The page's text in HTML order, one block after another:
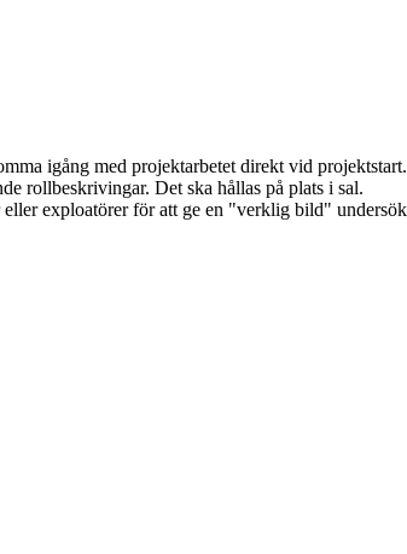
igång med projektarbetet direkt vid projektstart.
rollbeskrivingar. Det ska hållas på plats i sal.